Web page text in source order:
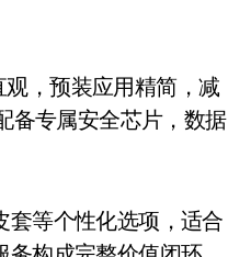
，预装应用精简，减
备专属安全芯片，数据
等个性化选项，适合